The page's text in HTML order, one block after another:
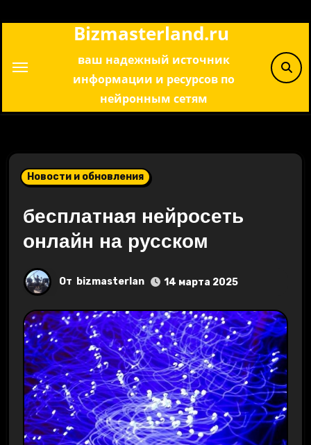
Bizmasterland.ru
ваш надежный источник
информации и ресурсов по
нейронным сетям
Новости и обновления
бесплатная нейросеть
онлайн на русском
От bizmasterlan 14 марта 2025